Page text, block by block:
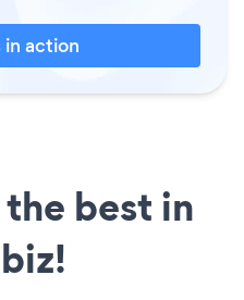
in action
best in